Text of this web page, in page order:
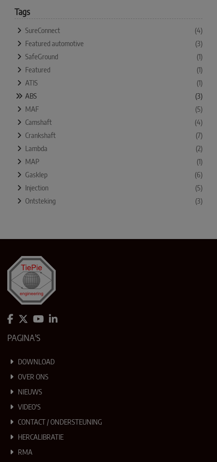
Tags
SureConnect
(4)
Featured automotive
(3)
SafeGround
(1)
Featured
(1)
ATIS
(1)
ABS
(3)
MAF
(5)
Camshaft
(4)
Crankshaft
(7)
Lambda
(2)
MAP
(1)
Gasklep
(6)
Injection
(5)
Ontsteking
(3)
PAGINA'S
DOWNLOAD
OVER ONS
NIEUWS
VIDEO'S
CONTACT / ONDERSTEUNING
HERCALIBRATIE
RMA